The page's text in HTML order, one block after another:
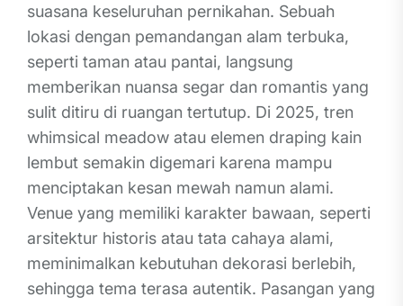
suasana keseluruhan pernikahan. Sebuah
lokasi dengan pemandangan alam terbuka,
seperti taman atau pantai, langsung
memberikan nuansa segar dan romantis yang
sulit ditiru di ruangan tertutup. Di 2025, tren
whimsical meadow atau elemen draping kain
lembut semakin digemari karena mampu
menciptakan kesan mewah namun alami.
Venue yang memiliki karakter bawaan, seperti
arsitektur historis atau tata cahaya alami,
meminimalkan kebutuhan dekorasi berlebih,
sehingga tema terasa autentik. Pasangan yang